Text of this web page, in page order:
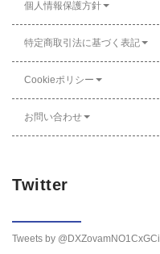
個人情報保護方針
特定商取引法に基づく表記
Cookieポリシー
お問い合わせ
Twitter
Tweets by @DXZovamNO1CxGCi